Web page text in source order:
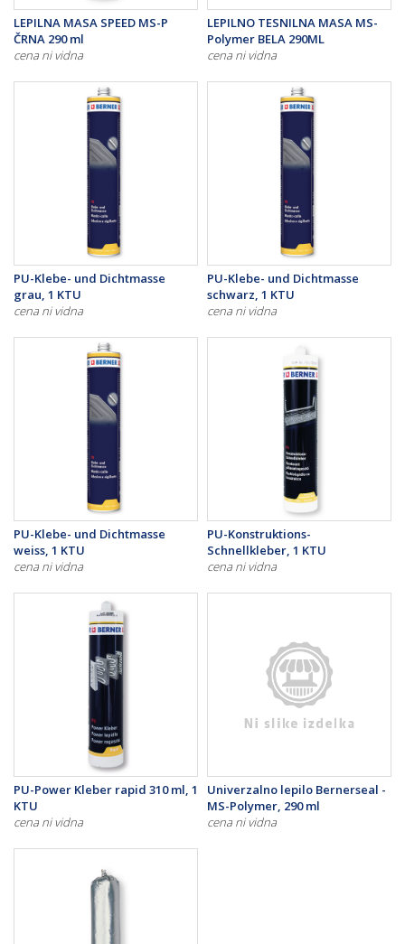
LEPILNA MASA SPEED MS-P
ČRNA 290 ml
cena ni vidna
LEPILNO TESNILNA MASA MS-
Polymer BELA 290ML
cena ni vidna
PU-Klebe- und Dichtmasse
grau, 1 KTU
cena ni vidna
PU-Klebe- und Dichtmasse
schwarz, 1 KTU
cena ni vidna
PU-Klebe- und Dichtmasse
weiss, 1 KTU
cena ni vidna
PU-Konstruktions-
Schnellkleber, 1 KTU
cena ni vidna
PU-Power Kleber rapid 310 ml, 1
KTU
cena ni vidna
Univerzalno lepilo Bernerseal -
MS-Polymer, 290 ml
cena ni vidna